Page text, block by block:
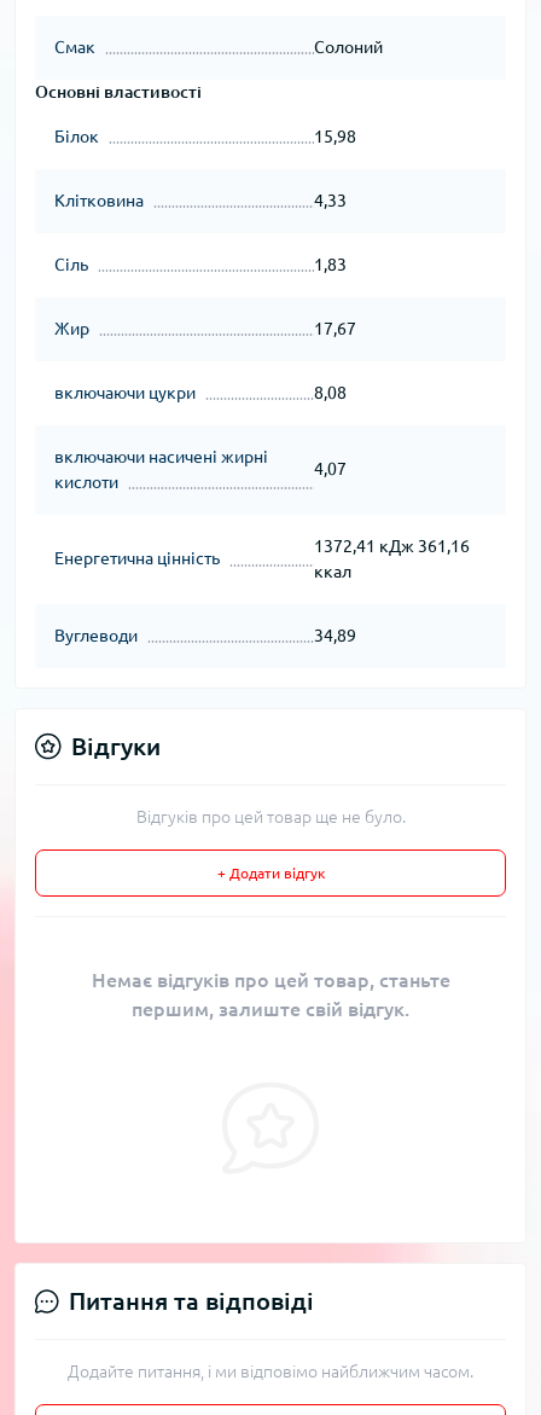
Смак Солоний
Основні властивості
Білок 15,98
Клітковина 4,33
Сіль 1,83
Жир 17,67
включаючи цукри 8,08
включаючи насичені жирні
кислоти
4,07
Енергетична цінність
1372,41 кДж 361,16
ккал
Вуглеводи 34,89
Відгуки
Відгуків про цей товар ще не було.
+ Додати відгук
Немає відгуків про цей товар, станьте
першим, залиште свій відгук.
Питання та відповіді
Додайте питання, і ми відповімо найближчим часом.